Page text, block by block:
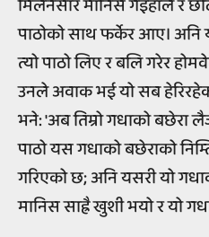
पाठोको साथ फर्केर आए। अनि
त्यो पाठो लिए र बलि गरेर
उनले अवाक भई यो सब
भने: 'अब तिम्रो गधाको बछेरा
पाठो यस गधाको बछेराको
गरिएको छ; अनि यसरी यो
मानिस साह्रै खुशी भयो र यो